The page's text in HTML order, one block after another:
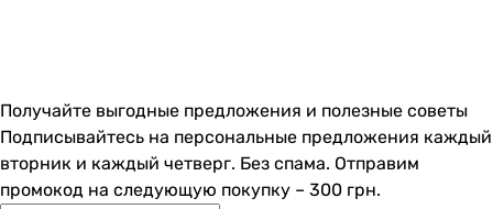
настенный
врезной на борт ванны
настенный
Управление
Получайте выгодные предложения и полезные советы
Подписывайтесь на персональные предложения каждый
вторник и каждый четверг. Без спама. Отправим
промокод на следующую покупку – 300 грн.